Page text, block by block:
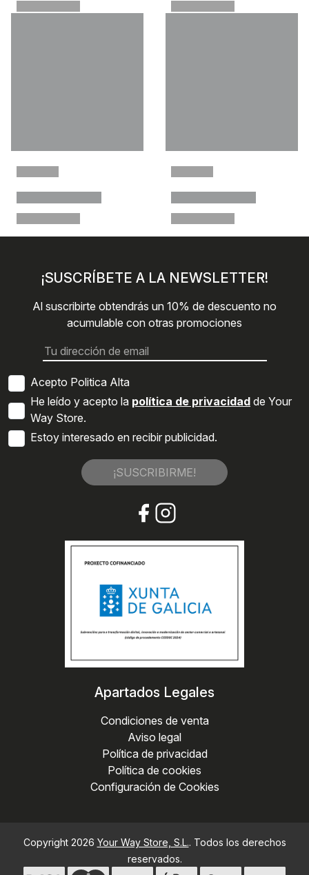
¡SUSCRÍBETE A LA NEWSLETTER!
Al suscribirte obtendrás un 10% de descuento no
acumulable con otras promociones
Acepto Politica Alta
He leído y acepto la política de privacidad de Your
Way Store.
Estoy interesado en recibir publicidad.
¡SUSCRIBIRME!
Apartados Legales
Condiciones de venta
Aviso legal
Política de privacidad
Política de cookies
Configuración de Cookies
Copyright 2026 Your Way Store, S.L.. Todos los derechos
reservados.